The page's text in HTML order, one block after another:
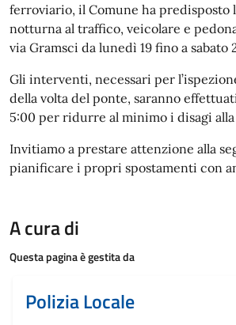
ferroviario, il Comune ha predisposto
notturna al traffico, veicolare e
via Gramsci da lunedì 19 fino a sabato
Gli interventi, necessari per
della volta del ponte, saranno
5:00 per ridurre al minimo i disagi
Invitiamo a prestare attenzione alla
pianificare i propri spostamenti con
A cura di
Questa pagina è gestita da
Polizia Locale